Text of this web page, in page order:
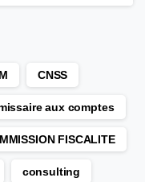
CNSS
aux comptes
FISCALITE
consulting